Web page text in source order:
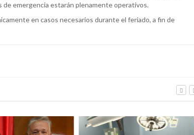
emergencia estarán plenamente operativos.
en casos necesarios durante el feriado, a fin de